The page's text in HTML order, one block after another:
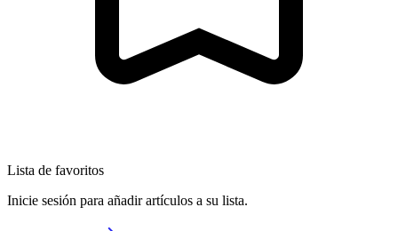
Lista de favoritos
Inicie sesión para añadir artículos a su lista.